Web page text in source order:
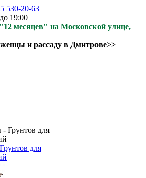
530-20-63
19:00
на Московской улице,
и рассаду в Дмитрове>>
для